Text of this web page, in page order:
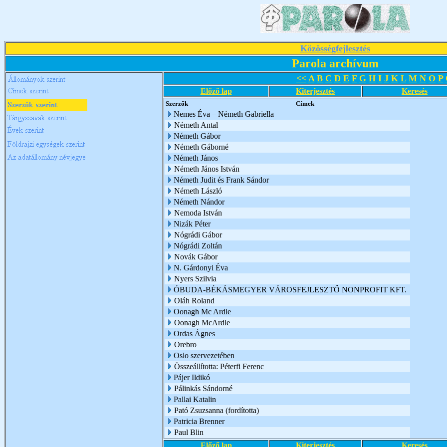
Közösségfejlesztés
Parola archívum
<< A B C D E F G H I J K L M N O P
Előző lap Kiterjesztés Keresés
Szerzők Címek
Nemes Éva – Németh Gabriella
Németh Antal
Németh Gábor
Németh Gáborné
Németh János
Németh János István
Németh Judit és Frank Sándor
Németh László
Németh Nándor
Nemoda István
Nizák Péter
Nógrádi Gábor
Nógrádi Zoltán
Novák Gábor
N. Gárdonyi Éva
Nyers Szilvia
ÓBUDA-BÉKÁSMEGYER VÁROSFEJLESZTŐ NONPROFIT KFT.
Oláh Roland
Oonagh Mc Ardle
Oonagh McArdle
Ordas Ágnes
Orebro
Oslo szervezetében
Összeállította: Péterfi Ferenc
Pájer Ildikó
Pálinkás Sándorné
Pallai Katalin
Pató Zsuzsanna (fordította)
Patricia Brenner
Paul Blin
Előző lap
Kiterjesztés Keresés